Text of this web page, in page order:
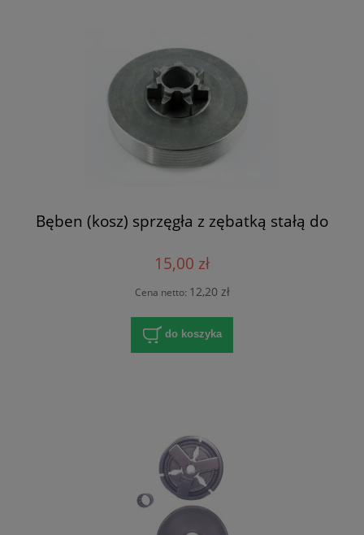
Bęben (kosz) sprzęgła z zębatką stałą do
15,00 zł
Cena netto: 12,20 zł
do koszyka